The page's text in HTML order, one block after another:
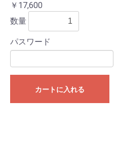
￥17,600
数量
パスワード
カートに入れる